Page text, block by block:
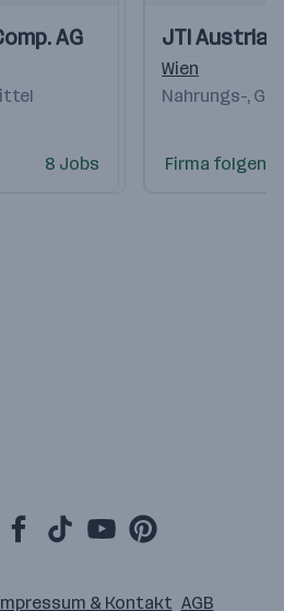
AG
8 Jobs
Videos
Einblicke
Einblicke
JTI Austria
Wien
Nahrungs-,
Firma folgen
& Kontakt AGB